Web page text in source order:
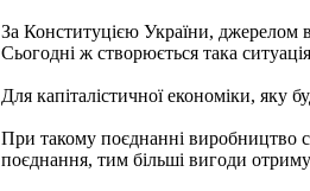
За Конституцією України, джерелом
Сьогодні ж створюється така
Для капіталістичної економіки, яку
При такому поєднанні виробництво
поєднання, тим більші вигоди